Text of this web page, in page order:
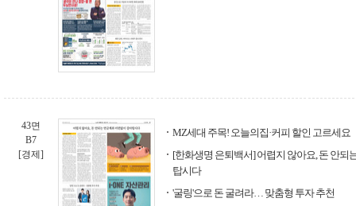
43면
B7
[경제]
MZ세대 주목! 오늘의집·커피 할인 고르세요
[한화생명 은퇴백서] 어렵지 않아요, 돈 안되
탑시다
'굴링'으로 돈 굴려라… 맞춤형 투자 추천